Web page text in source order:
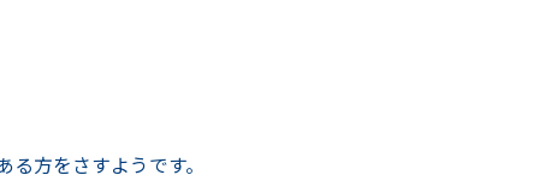
方をさすようです。